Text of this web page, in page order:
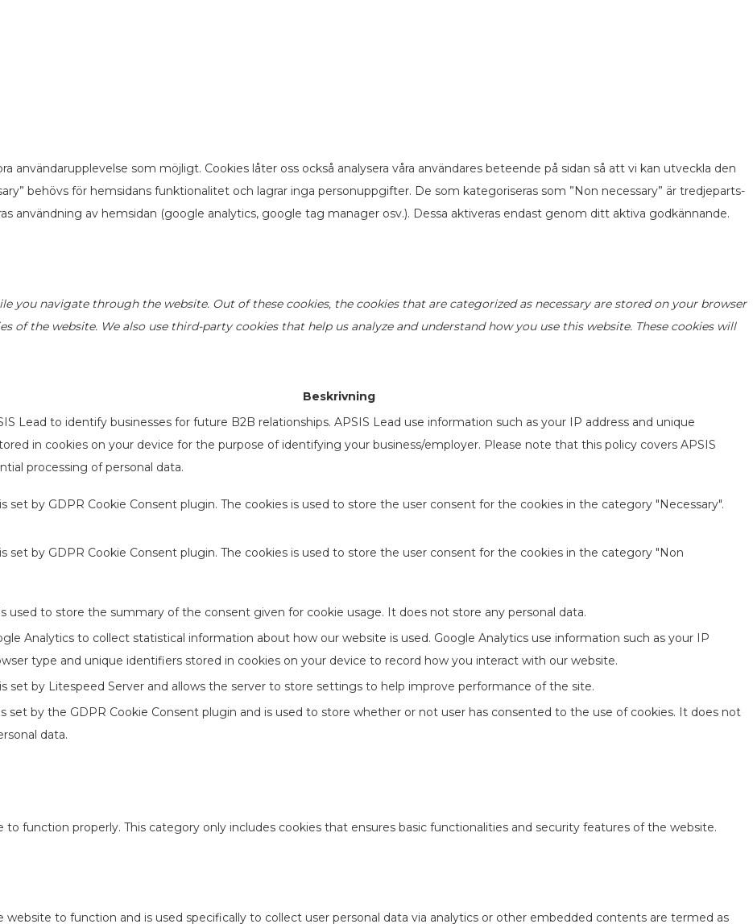
användarupplevelse som möjligt. Cookies låter oss också analysera våra användares beteende på sidan så att vi kan utveckla den
behövs för hemsidans funktionalitet och lagrar inga personuppgifter. De som kategoriseras som ”Non necessary” är tredjeparts-
användning av hemsidan (google analytics, google tag manager osv.). Dessa aktiveras endast genom ditt aktiva godkännande.
you navigate through the website. Out of these cookies, the cookies that are categorized as necessary are stored on your browser
of the website. We also use third-party cookies that help us analyze and understand how you use this website. These cookies will
Beskrivning
Lead to identify businesses for future B2B relationships. APSIS Lead use information such as your IP address and unique
in cookies on your device for the purpose of identifying your business/employer. Please note that this policy covers APSIS
processing of personal data.
set by GDPR Cookie Consent plugin. The cookies is used to store the user consent for the cookies in the category "Necessary".
set by GDPR Cookie Consent plugin. The cookies is used to store the user consent for the cookies in the category "Non
used to store the summary of the consent given for cookie usage. It does not store any personal data.
Analytics to collect statistical information about how our website is used. Google Analytics use information such as your IP
type and unique identifiers stored in cookies on your device to record how you interact with our website.
set by Litespeed Server and allows the server to store settings to help improve performance of the site.
set by the GDPR Cookie Consent plugin and is used to store whether or not user has consented to the use of cookies. It does not
data.
function properly. This category only includes cookies that ensures basic functionalities and security features of the website.
to function and is used specifically to collect user personal data via analytics or other embedded contents are termed as